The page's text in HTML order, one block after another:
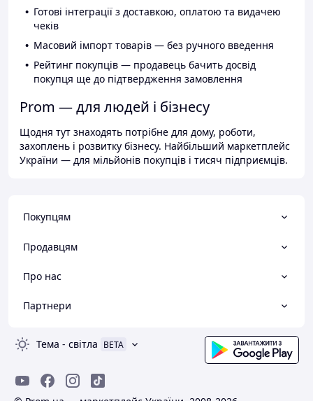
Готові інтеграції з доставкою, оплатою та видачею
чеків
Масовий імпорт товарів — без ручного введення
Рейтинг покупців — продавець бачить досвід
покупця ще до підтвердження замовлення
Prom — для людей і бізнесу
Щодня тут знаходять потрібне для дому, роботи,
захоплень і розвитку бізнесу. Найбільший маркетплейс
України — для мільйонів покупців і тисяч підприємців.
Покупцям
Продавцям
Про нас
Партнери
Тема - світла BETA